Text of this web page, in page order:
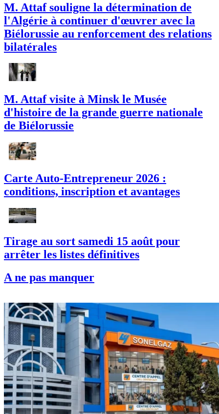
M. Attaf souligne la détermination de
l'Algérie à continuer d'œuvrer avec la
Biélorussie au renforcement des relations
bilatérales
M. Attaf visite à Minsk le Musée
d'histoire de la grande guerre nationale
de Biélorussie
Carte Auto-Entrepreneur 2026 :
conditions, inscription et avantages
Tirage au sort samedi 15 août pour
arrêter les listes définitives
A ne pas manquer